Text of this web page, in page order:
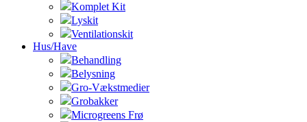
Komplet Kit
Lyskit
Ventilationskit
Hus/Have
Behandling
Belysning
Gro-Vækstmedier
Grobakker
Microgreens Frø